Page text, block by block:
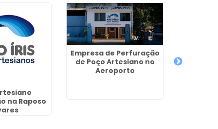
na Raposo
Empresa de Perfuração
de Poço Artesiano no
Aeroporto